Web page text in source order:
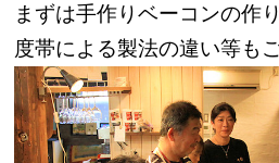
まずは手作りベーコンの作
度帯による製法の違い等も